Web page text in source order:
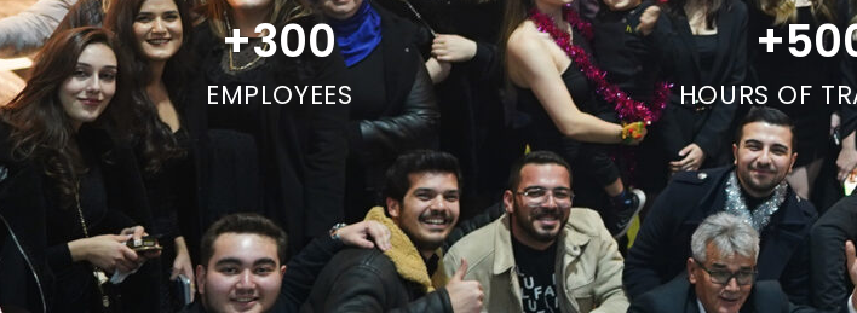
EMPLOYEES
+300
HOURS OF
+